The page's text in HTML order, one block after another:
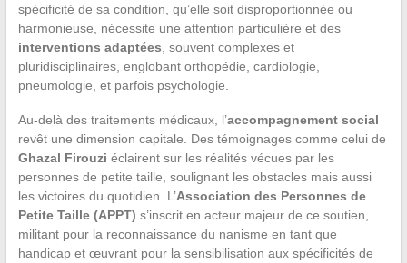
spécificité de sa condition, qu’elle soit disproportionnée ou
harmonieuse, nécessite une attention particulière et des
interventions adaptées , souvent complexes et
pluridisciplinaires, englobant orthopédie, cardiologie,
pneumologie, et parfois psychologie.
Au-delà des traitements médicaux, l’accompagnement social
revêt une dimension capitale. Des témoignages comme celui de
Ghazal Firouzi éclairent sur les réalités vécues par les
personnes de petite taille, soulignant les obstacles mais aussi
les victoires du quotidien. L’Association des Personnes de
Petite Taille (APPT) s’inscrit en acteur majeur de ce soutien,
militant pour la reconnaissance du nanisme en tant que
handicap et œuvrant pour la sensibilisation aux spécificités de